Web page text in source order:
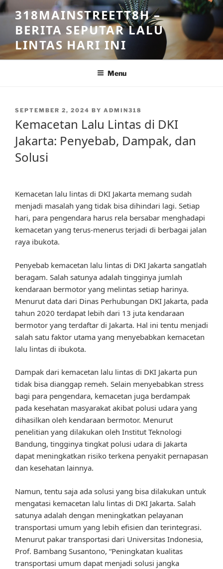
Skip
to
content
318MAINSTREETT8H –
BERITA SEPUTAR LALU
LINTAS HARI INI
Menu
POSTED
SEPTEMBER 2, 2024 BY ADMIN318
Kemacetan Lalu Lintas di DKI
Jakarta: Penyebab, Dampak, dan
Solusi
Kemacetan lalu lintas di DKI Jakarta memang sudah
menjadi masalah yang tidak bisa dihindari lagi. Setiap
hari, para pengendara harus rela bersabar menghadapi
kemacetan yang terus-menerus terjadi di berbagai jalan
raya ibukota.
Penyebab kemacetan lalu lintas di DKI Jakarta sangatlah
beragam. Salah satunya adalah tingginya jumlah
kendaraan bermotor yang melintas setiap harinya.
Menurut data dari Dinas Perhubungan DKI Jakarta, pada
tahun 2020 terdapat lebih dari 13 juta kendaraan
bermotor yang terdaftar di Jakarta. Hal ini tentu menjadi
salah satu faktor utama yang menyebabkan kemacetan
lalu lintas di ibukota.
Dampak dari kemacetan lalu lintas di DKI Jakarta pun
tidak bisa dianggap remeh. Selain menyebabkan stress
bagi para pengendara, kemacetan juga berdampak
pada kesehatan masyarakat akibat polusi udara yang
dihasilkan oleh kendaraan bermotor. Menurut
penelitian yang dilakukan oleh Institut Teknologi
Bandung, tingginya tingkat polusi udara di Jakarta
dapat meningkatkan risiko terkena penyakit pernapasan
dan kesehatan lainnya.
Namun, tentu saja ada solusi yang bisa dilakukan untuk
mengatasi kemacetan lalu lintas di DKI Jakarta. Salah
satunya adalah dengan meningkatkan pelayanan
transportasi umum yang lebih efisien dan terintegrasi.
Menurut pakar transportasi dari Universitas Indonesia,
Prof. Bambang Susantono, “Peningkatan kualitas
transportasi umum dapat menjadi solusi jangka